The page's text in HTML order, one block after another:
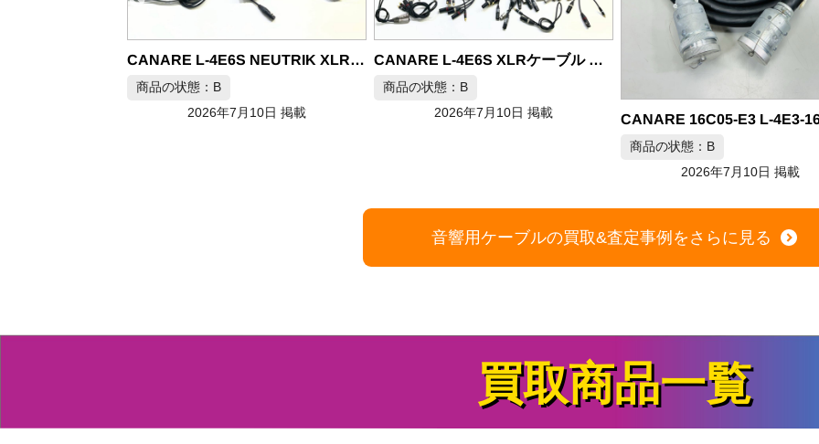
CANARE L-4E6S XLRケーブル マイクケーブル 大量セット
商品の状態：B
2026年7月10日 掲載
2026年7月9日 掲載
音響用ケーブルの買取&査定事例をさらに見る
買取商品一覧